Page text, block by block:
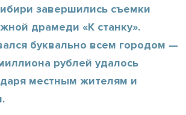
завершились съемки
драмеди «К станку».
буквально всем городом —
рублей удалось
местным жителям и